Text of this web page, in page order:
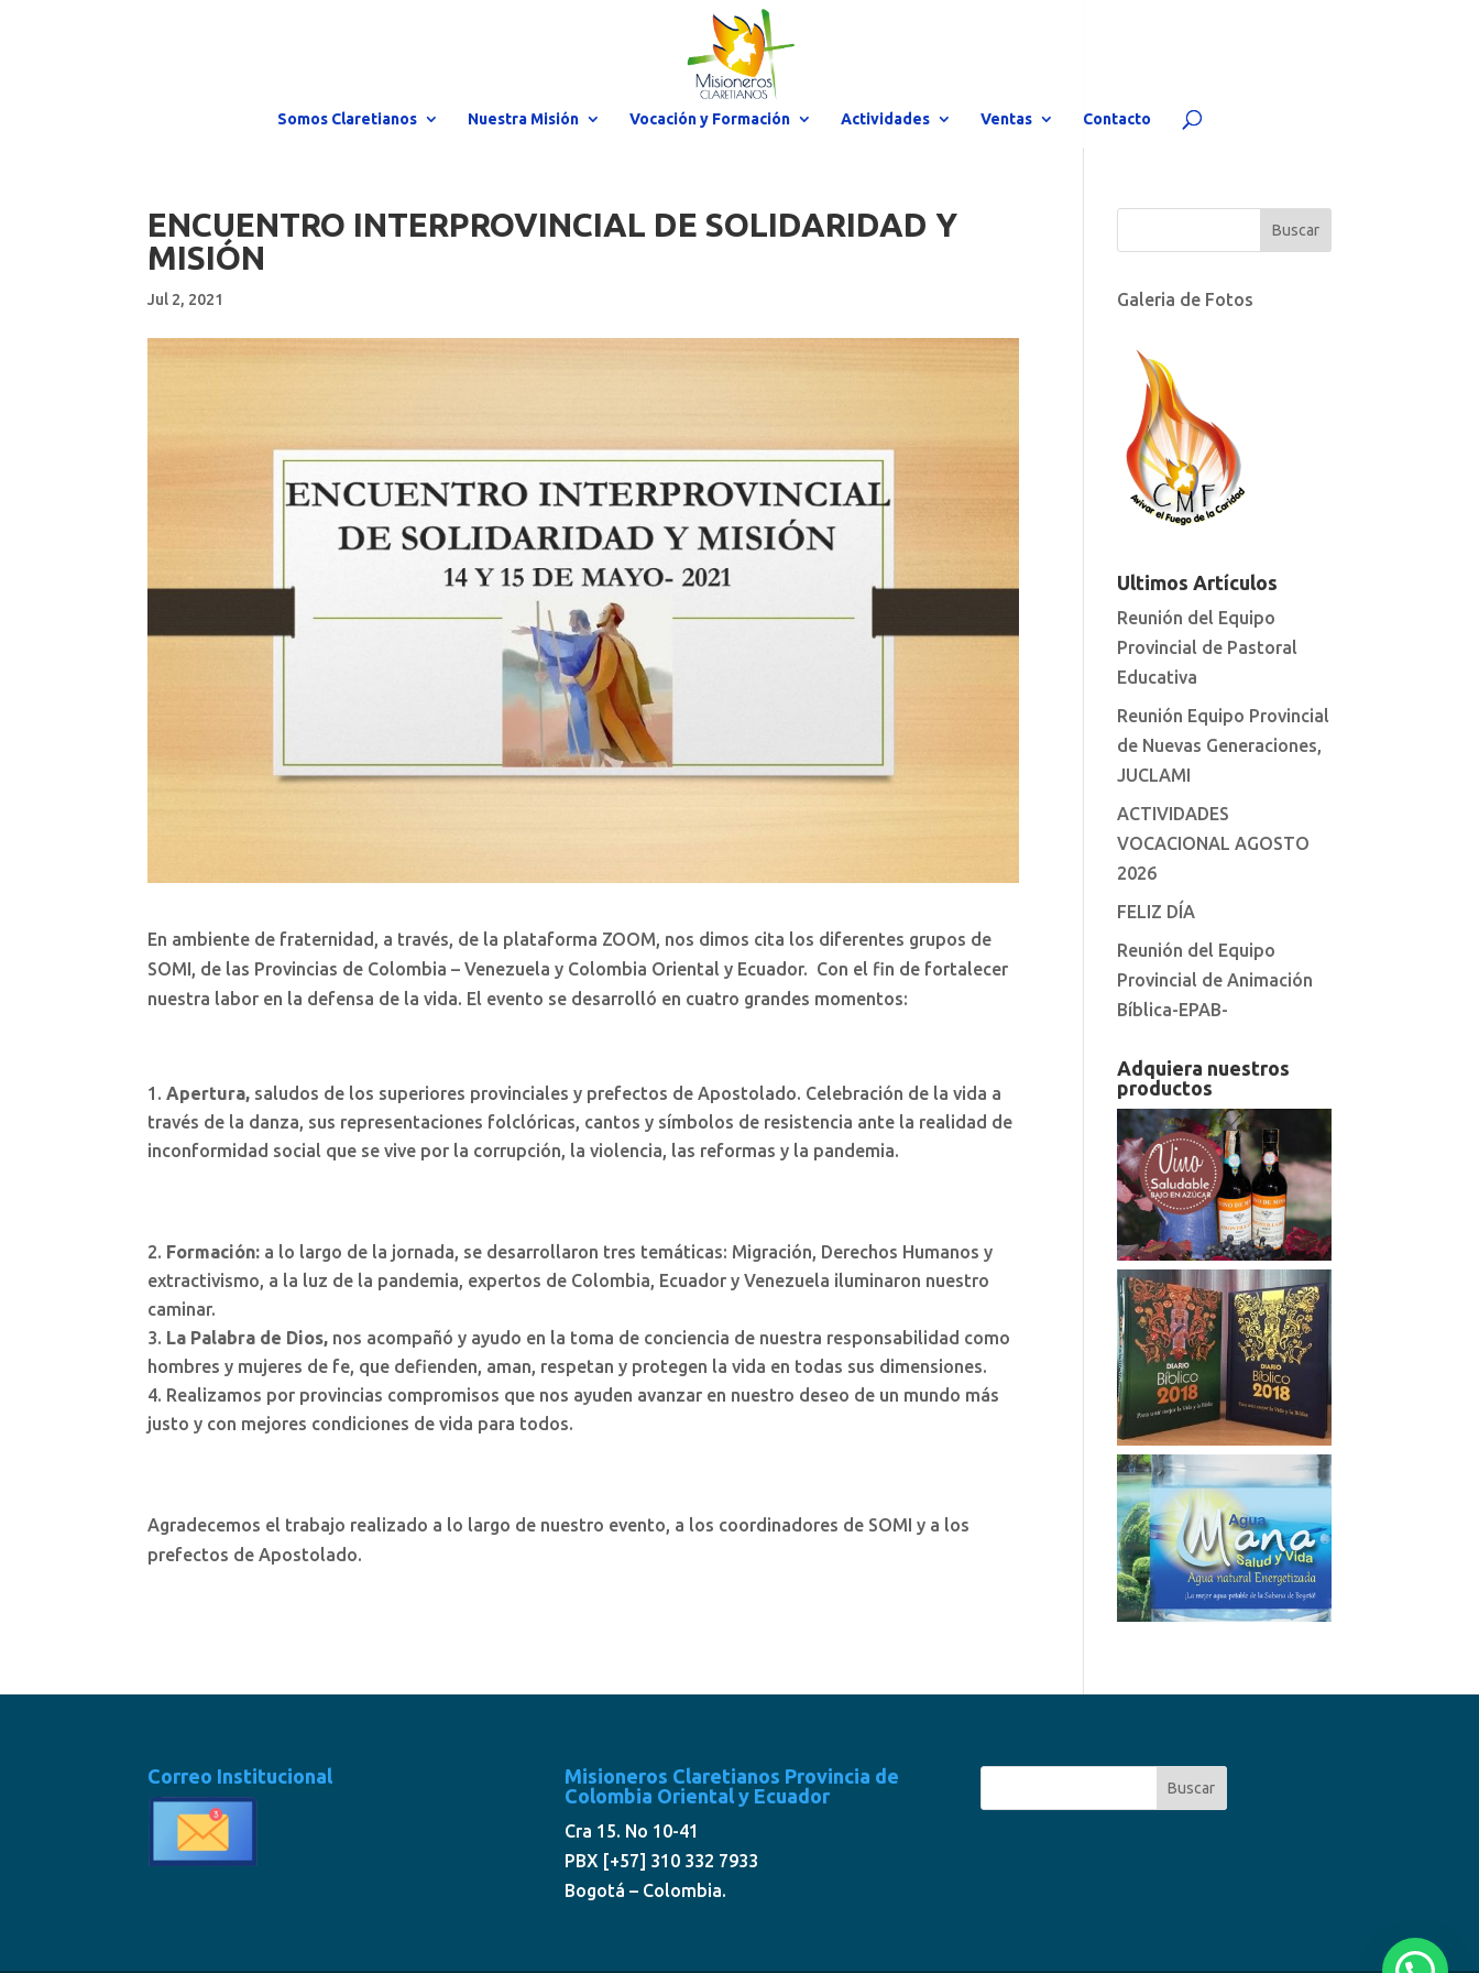
Somos Claretianos Nuestra Misión Vocación y Formación Actividades Ventas Contacto
ENCUENTRO INTERPROVINCIAL DE SOLIDARIDAD Y
MISIÓN
Jul 2, 2021
En ambiente de fraternidad, a través, de la plataforma ZOOM, nos dimos cita los diferentes grupos de
SOMI, de las Provincias de Colombia – Venezuela y Colombia Oriental y Ecuador. Con el fin de fortalecer
nuestra labor en la defensa de la vida. El evento se desarrolló en cuatro grandes momentos:
Apertura, saludos de los superiores provinciales y prefectos de Apostolado. Celebración de la vida a
través de la danza, sus representaciones folclóricas, cantos y símbolos de resistencia ante la realidad de
inconformidad social que se vive por la corrupción, la violencia, las reformas y la pandemia.
Formación: a lo largo de la jornada, se desarrollaron tres temáticas: Migración, Derechos Humanos y
extractivismo, a la luz de la pandemia, expertos de Colombia, Ecuador y Venezuela iluminaron nuestro
caminar.
La Palabra de Dios, nos acompañó y ayudo en la toma de conciencia de nuestra responsabilidad como
hombres y mujeres de fe, que defienden, aman, respetan y protegen la vida en todas sus dimensiones.
Realizamos por provincias compromisos que nos ayuden avanzar en nuestro deseo de un mundo más
justo y con mejores condiciones de vida para todos.
Agradecemos el trabajo realizado a lo largo de nuestro evento, a los coordinadores de SOMI y a los
prefectos de Apostolado.
Galeria de Fotos
Ultimos Artículos
Reunión del Equipo
Provincial de Pastoral
Educativa
Reunión Equipo Provincial
de Nuevas Generaciones,
JUCLAMI
ACTIVIDADES
VOCACIONAL AGOSTO
2026
FELIZ DÍA
Reunión del Equipo
Provincial de Animación
Bíblica-EPAB-
Adquiera nuestros
productos
Correo Institucional
Misioneros Claretianos Provincia de
Colombia Oriental y Ecuador
Cra 15. No 10-41
PBX [+57] 310 332 7933
Bogotá – Colombia.